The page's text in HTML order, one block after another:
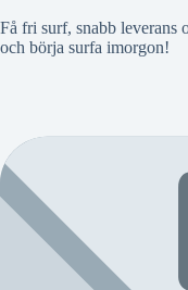
Få fri surf, snabb leverans
och börja surfa imorgon!